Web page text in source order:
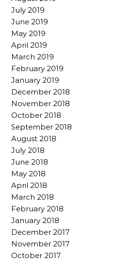
July 2019
June 2019
May 2019
April 2019
March 2019
February 2019
January 2019
December 2018
November 2018
October 2018
September 2018
August 2018
July 2018
June 2018
May 2018
April 2018
March 2018
February 2018
January 2018
December 2017
November 2017
October 2017